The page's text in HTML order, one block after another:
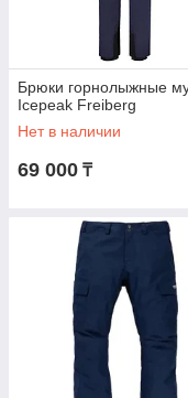
Брюки горнолыжные
Icepeak Freiberg
Нет в наличии
69 000 ₸